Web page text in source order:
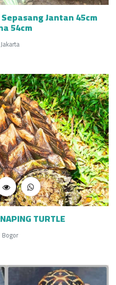
Jantan 45cm
54cm
Jakarta
TURTLE
Bogor